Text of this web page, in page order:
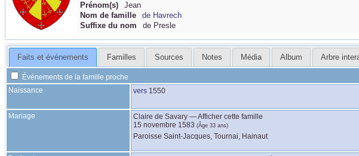
Prénom(s)
Jean
Nom de famille
de Havrech
Suffixe du nom
de Presle
Faits et événements Familles Sources Notes Média Album Arbre
Événements de la famille proche
Naissance
vers 1550
Mariage Claire de Savary —Afficher cette famille
15 novembre 1583 (Âge 33 ans)
Paroisse Saint-Jacques, Tournai, Hainaut